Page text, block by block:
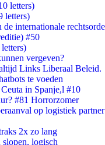
letters)
letters)
internationale rechtsorde
#50
vergeven?
Links Liberaal Beleid.
te voeden
in Spanje,l #10
#81 Horrorzomer
op logistiek partner
2x zo lang
logisch